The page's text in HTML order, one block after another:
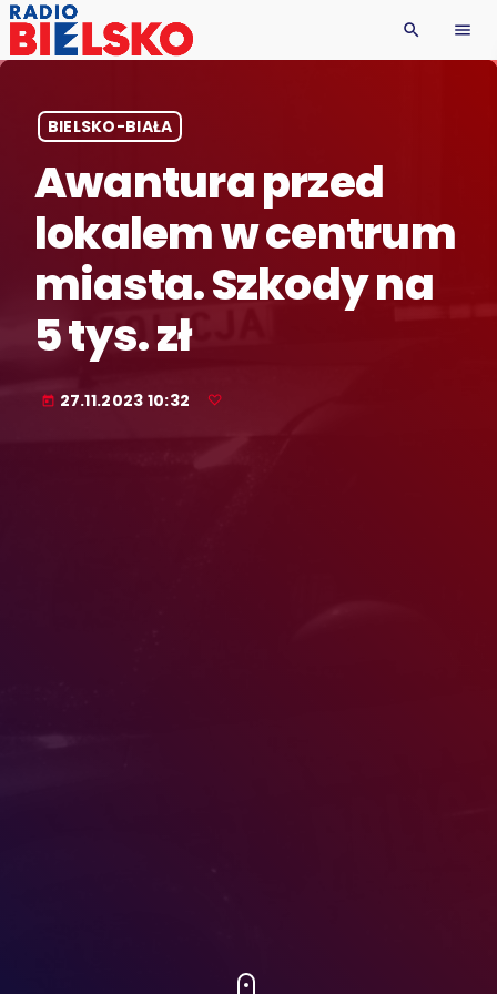
search menu
BIELSKO-BIAŁA
Awantura przed
lokalem w centrum
miasta. Szkody na
5 tys. zł
today 27.11.2023 10:32